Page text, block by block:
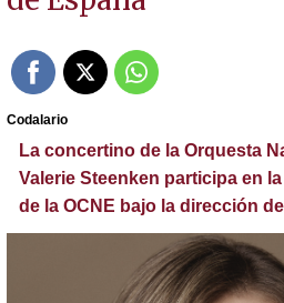
Codalario
La concertino de la Orquesta
Valerie Steenken participa en
de la OCNE bajo la dirección